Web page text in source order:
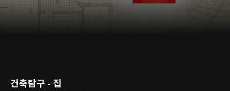
건축탐구 - 집